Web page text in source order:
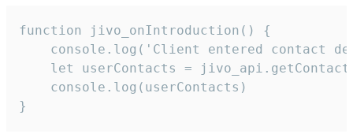
function jivo_onIntroduction() {
console.log('Client entered contact
let userContacts =
    console.log(userContacts)
}